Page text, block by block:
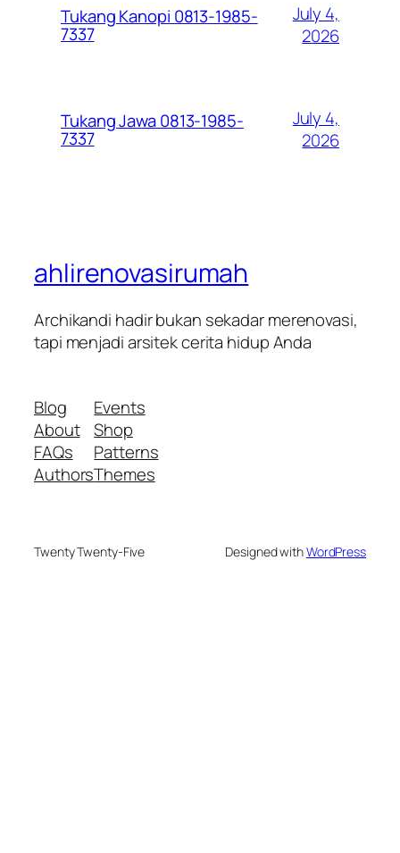
Tukang Kanopi 0813-1985-
7337
July 4,
2026
Tukang Jawa 0813-1985-
7337
July 4,
2026
ahlirenovasirumah
Archikandi hadir bukan sekadar merenovasi,
tapi menjadi arsitek cerita hidup Anda
Blog
About
FAQs
Authors
Events
Shop
Patterns
Themes
Twenty Twenty-Five Designed withWordPress